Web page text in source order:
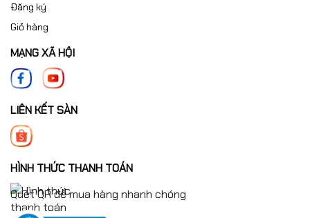
Đăng ký
Giỏ hàng
MẠNG XÃ HỘI
LIÊN KẾT SÀN
HÌNH THỨC THANH TOÁN
Quét QR để mua hàng nhanh chóng